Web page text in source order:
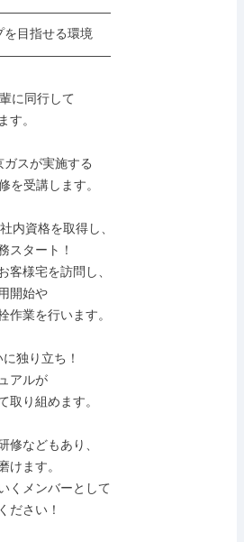
目指せる環境
に同行して
す。
ガスが実施する
を受講します。
内資格を取得し、
スタート！
客様宅を訪問し、
開始や
作業を行います。
独り立ち！
アルが
取り組めます。
修などもあり、
けます。
くメンバーとして
ださい！